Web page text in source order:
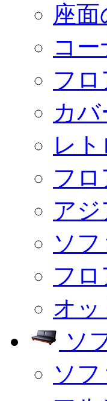
座
コ
フ
カ
レ
フ
ア
ソフ
フ
オッ
ソ
ソ